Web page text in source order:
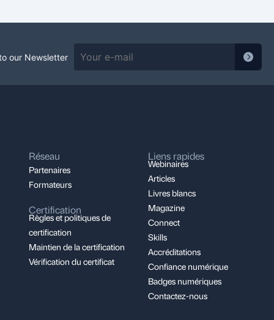
our Newsletter
Réseau
Partenaires
Formateurs
Certification
Règles et politiques de
certification
Maintien de la certification
Vérification du certificat
Liens rapides
Webinaires
Articles
Livres blancs
Magazine
Connect
Skills
Accréditations
Confiance numérique
Badges numériques
Contactez-nous